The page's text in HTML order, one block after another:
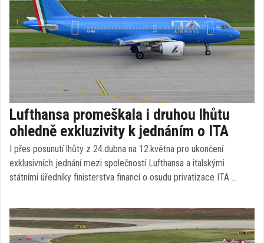
Lufthansa promeškala i druhou lhůtu
ohledně exkluzivity k jednáním o ITA
I přes posunutí lhůty z 24.dubna na 12.května pro ukončení
exklusivních jednání mezi společností Lufthansa a italskými
státními úředníky finisterstva financí o osudu privatizace ITA …